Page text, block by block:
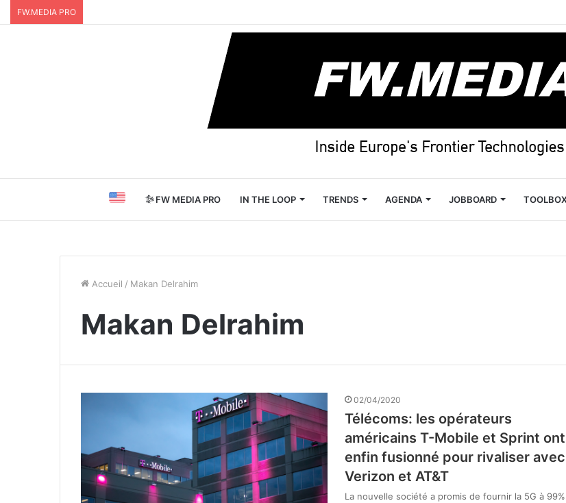
FW.MEDIA PRO
FW MEDIA PRO IN THE LOOP TRENDS AGENDA JOBBOARD
Accueil / Makan Delrahim
Makan Delrahim
02/04/2020
Télécoms: les opérateurs
américains T-Mobile et Sprint ont
enfin fusionné pour rivaliser avec
Verizon et AT&T
La nouvelle société a promis de fournir la 5G à 99%